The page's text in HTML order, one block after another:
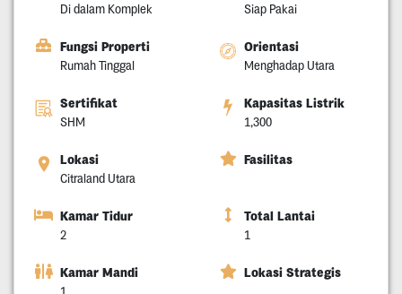
Di dalam Komplek Siap Pakai
Fungsi Properti
Rumah Tinggal
Orientasi
Menghadap Utara
Sertifikat
SHM
Kapasitas Listrik
1,300
Lokasi
Citraland Utara
Fasilitas
Kamar Tidur
2
Total Lantai
1
Kamar Mandi Lokasi Strategis